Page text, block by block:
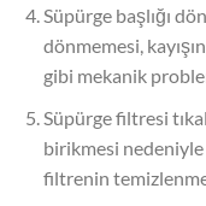
Süpürge başlığı
dönmemesi,
gibi mekanik
Süpürge filtresi
birikmesi
filtrenin